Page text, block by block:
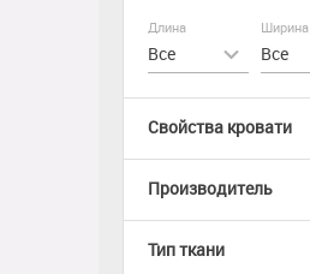
Длина
Все
Ширина
Все
Свойства кровати
Производитель
Тип ткани